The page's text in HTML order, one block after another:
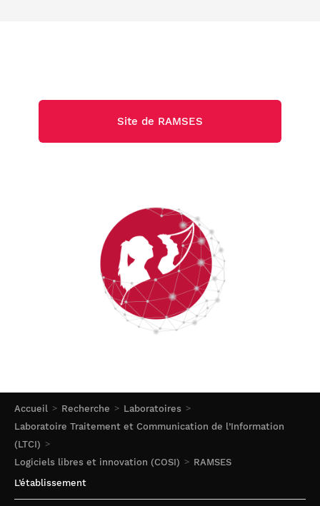
Accueil Recherche
Laboratoires
Laboratoire Traitement et Communication de l’Information
(LTCI)
Logiciels libres et innovation (COSI)
RAMSES
Site de RAMSES
L’établissement